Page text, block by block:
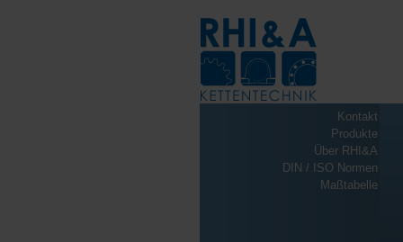
Kontakt
Produkte
Über RHI&A
DIN / ISO Normen
Maßtabelle